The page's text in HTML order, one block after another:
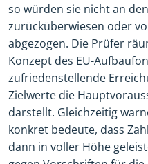
so würden sie nicht an
zurücküberwiesen oder
abgezogen. Die Prüfer
Konzept des EU-
zufriedenstellende
Zielwerte die
darstellt. Gleichzeitig
konkret bedeute, dass
dann in voller Höhe